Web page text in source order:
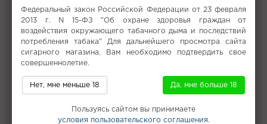
Не забудьте купить
Федеральный закон Российской Федерации от 23 февраля
2013 г. N 15-ФЗ "Об охране здоровья граждан от
воздействия окружающего табачного дыма и последствий
потребления табака" Для дальнейшего просмотра сайта
сигарного магазина, Вам необходимо подтвердить свое
совершеннолетие.
Нет, мне меньше 18 Да, мне больше 18
Пользуясь сайтом вы принимаете
условия пользовательского соглашения.